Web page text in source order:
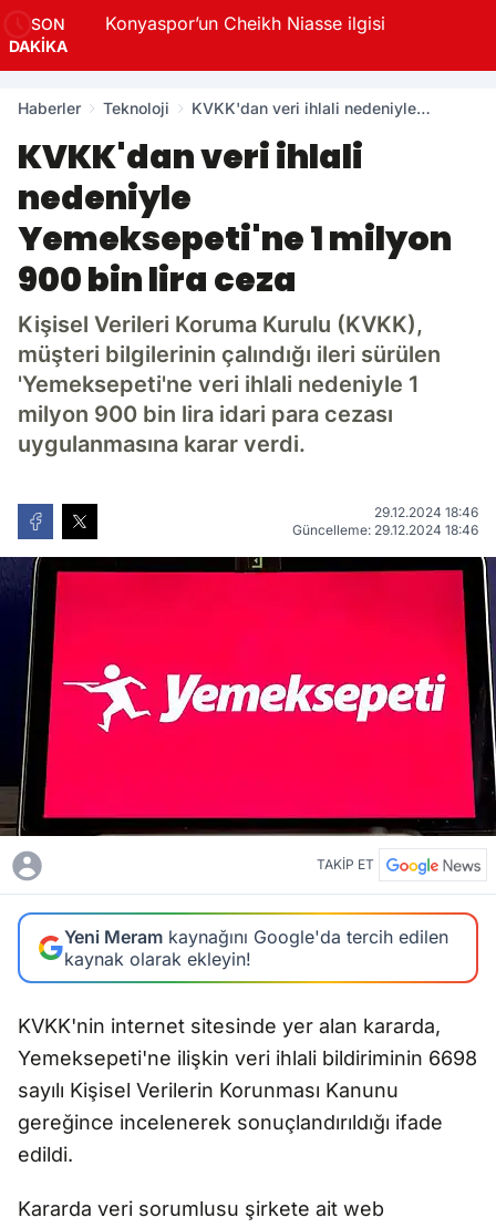
SON
DAKİKA
8 Konyaspor’un Cheikh Niasse ilgisi
Haberler Teknoloji
KVKK'dan veri ihlali nedeniyle
ceza
KVKK'dan veri ihlali
nedeniyle
Yemeksepeti'ne 1 milyon
900 bin lira ceza
Kişisel Verileri Koruma Kurulu (KVKK),
müşteri bilgilerinin çalındığı ileri sürülen
'Yemeksepeti'ne veri ihlali nedeniyle 1
milyon 900 bin lira idari para cezası
uygulanmasına karar verdi.
29.12.2024 18:46
Güncelleme: 29.12.2024 18:46
TAKİP ET
Yeni Meram kaynağını Google'da tercih edilen
kaynak olarak ekleyin!
KVKK'nin internet sitesinde yer alan kararda,
Yemeksepeti'ne ilişkin veri ihlali bildiriminin 6698
sayılı Kişisel Verilerin Korunması Kanunu
gereğince incelenerek sonuçlandırıldığı ifade
edildi.
Kararda veri sorumlusu şirkete ait web